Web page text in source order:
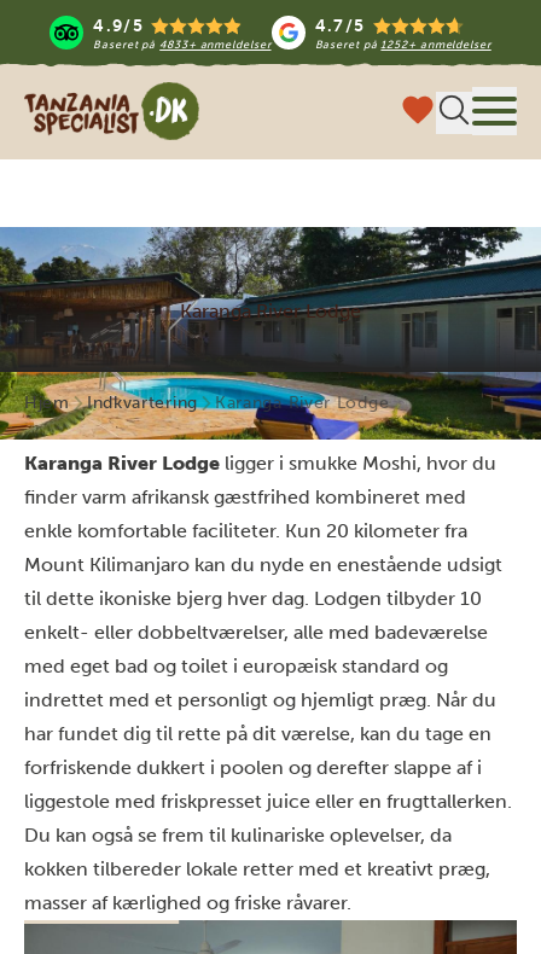
4.9/5
Baseret på 4833+ anmeldelser
4.7/5
Baseret på1252+ anmeldelser
Tanzania Specialist
Karanga River Lodge
Hjem Indkvartering Karanga River Lodge
Karanga River Lodge ligger i smukke Moshi, hvor du
finder varm afrikansk gæstfrihed kombineret med
enkle komfortable faciliteter. Kun 20 kilometer fra
Mount Kilimanjaro kan du nyde en enestående udsigt
til dette ikoniske bjerg hver dag. Lodgen tilbyder 10
enkelt- eller dobbeltværelser, alle med badeværelse
med eget bad og toilet i europæisk standard og
indrettet med et personligt og hjemligt præg. Når du
har fundet dig til rette på dit værelse, kan du tage en
forfriskende dukkert i poolen og derefter slappe af i
liggestole med friskpresset juice eller en frugttallerken.
Du kan også se frem til kulinariske oplevelser, da
kokken tilbereder lokale retter med et kreativt præg,
masser af kærlighed og friske råvarer.